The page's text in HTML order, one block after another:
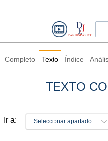
Completo Texto Índice
TEXTO
Ir a: Seleccionar apartado